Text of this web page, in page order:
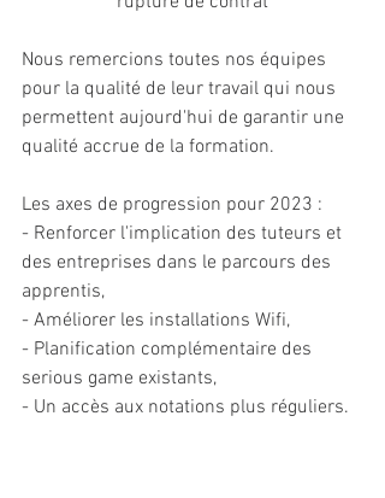
Nous remercions toutes nos équipes
pour la qualité de leur travail qui nous
permettent aujourd'hui de garantir une
qualité accrue de la formation.
Les axes de progression pour 2023 :
- Renforcer l'implication des tuteurs et
des entreprises dans le parcours des
apprentis,
- Améliorer les installations Wifi,
- Planification complémentaire des
serious game existants,
- Un accès aux notations plus réguliers.